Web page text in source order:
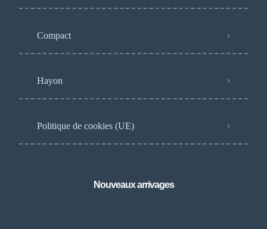
Compact
Hayon
Politique de cookies (UE)
Nouveaux arrivages